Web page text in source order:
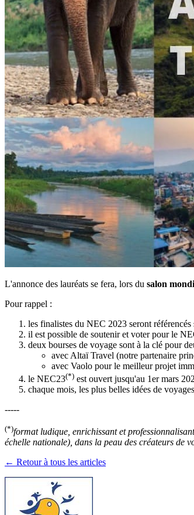
L'annonce des lauréats se fera, lors du salon
Pour rappel :
les finalistes du NEC 2023 seront référencés
il est possible de soutenir et voter pour le
deux bourses de voyage sont à la clé pour
avec Altaï Travel (notre partenaire
avec Vaolo pour le meilleur projet
le NEC23(*) est ouvert jusqu'au 1er mars
chaque mois, les plus belles idées de
-----
(*)format ludique, enrichissant et
échelle nationale), dans la peau des créateurs de
← Retour à tous les articles